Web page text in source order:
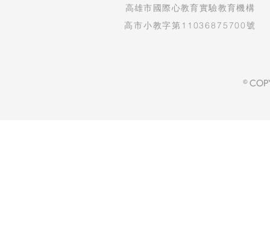
​高雄市國際心教育實驗教育機構
高市小教字第11036875700號
©